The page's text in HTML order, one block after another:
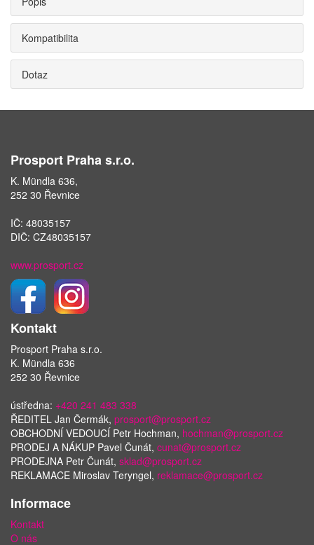
Kompatibilita
Dotaz
Prosport Praha s.r.o.
K. Mündla 636,
252 30 Řevnice
IČ: 48035157
DIČ: CZ48035157
www.prosport.cz
Kontakt
Prosport Praha s.r.o.
K. Mündla 636
252 30 Řevnice
ústředna: +420 241 483 338
ŘEDITEL Jan Čermák, prosport@prosport.cz
OBCHODNÍ VEDOUCÍ Petr Hochman, hochman@prosport.cz
PRODEJ A NÁKUP Pavel Čunát, cunat@prosport.cz
PRODEJNA Petr Čunát, sklad@prosport.cz
REKLAMACE Miroslav Teryngel, reklamace@prosport.cz
Informace
Kontakt
O nás